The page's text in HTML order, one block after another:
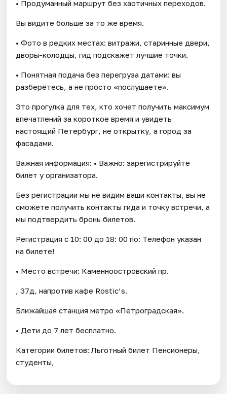
• Продуманный маршрут без хаотичных переходов.
Вы видите больше за то же время.
• Фото в редких местах: витражи, старинные двери,
дворы-колодцы, гид подскажет лучшие точки.
• Понятная подача без перегруза датами: вы
разберётесь, а не просто «послушаете».
Это прогулка для тех, кто хочет получить максимум
впечатлений за короткое время и увидеть
настоящий Петербург, не открытку, а город за
фасадами.
Важная информация: • Важно: зарегистрируйте
билет у организатора.
Без регистрации мы не видим ваши контакты, вы не
сможете получить контакты гида и точку встречи, а
мы подтвердить бронь билетов.
Регистрация с 10: 00 до 18: 00 по: Телефон указан
на билете!
• Место встречи: Каменноостровский пр.
, 37д, напротив кафе Rostic’s.
Ближайшая станция метро «Петроградская».
• Дети до 7 лет бесплатно.
Категории билетов: Льготный билет Пенсионеры,
студенты,